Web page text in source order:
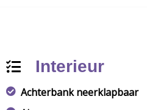
Interieur
Achterbank neerklapbaar